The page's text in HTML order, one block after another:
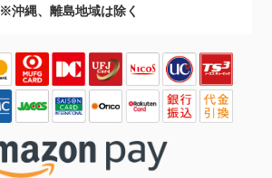
※沖縄、離島地域は除く